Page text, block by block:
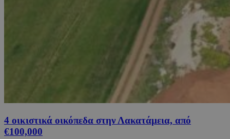
4 οικιστικά οικόπεδα στην Λακατάμεια, από
€100,000